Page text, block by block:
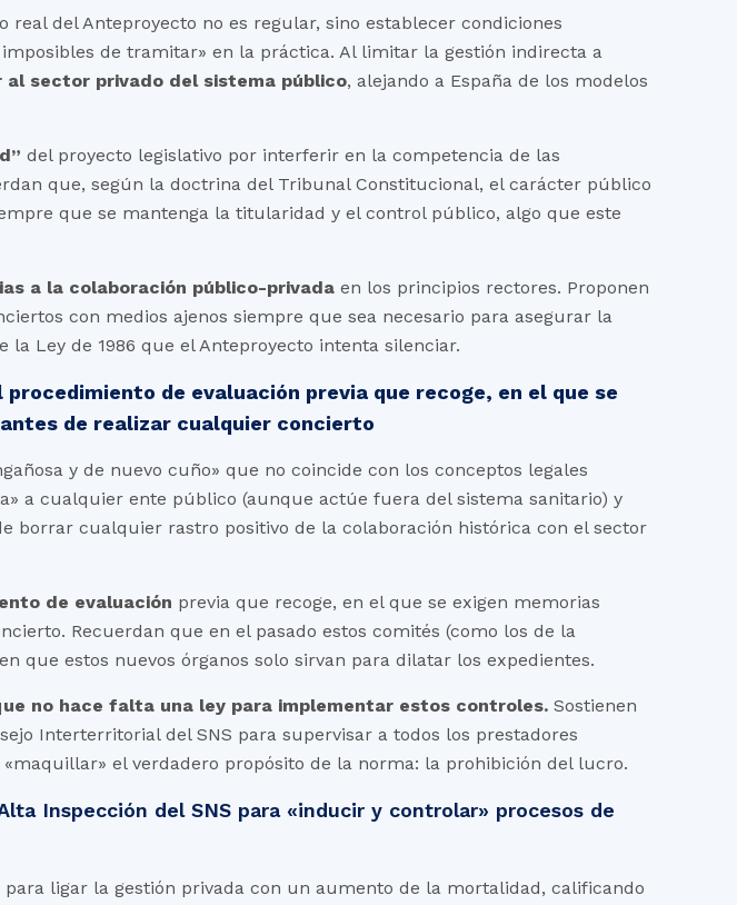
del Anteproyecto no es regular, sino establecer condiciones
de tramitar» en la práctica. Al limitar la gestión indirecta a
al sector privado del sistema público, alejando a España de los modelos
del proyecto legislativo por interferir en la competencia de las
que, según la doctrina del Tribunal Constitucional, el carácter público
que se mantenga la titularidad y el control público, algo que este
a la colaboración público-privada en los principios rectores. Proponen
con medios ajenos siempre que sea necesario para asegurar la
Ley de 1986 que el Anteproyecto intenta silenciar.
de evaluación previa que recoge, en el que se
de realizar cualquier concierto
y de nuevo cuño» que no coincide con los conceptos legales
a cualquier ente público (aunque actúe fuera del sistema sanitario) y
borrar cualquier rastro positivo de la colaboración histórica con el sector
de evaluación previa que recoge, en el que se exigen memorias
Recuerdan que en el pasado estos comités (como los de la
que estos nuevos órganos solo sirvan para dilatar los expedientes.
ue no hace falta una ley para implementar estos controles. Sostienen
Interterritorial del SNS para supervisar a todos los prestadores
el verdadero propósito de la norma: la prohibición del lucro.
Inspección del SNS para «inducir y controlar» procesos de
ligar la gestión privada con un aumento de la mortalidad, calificando